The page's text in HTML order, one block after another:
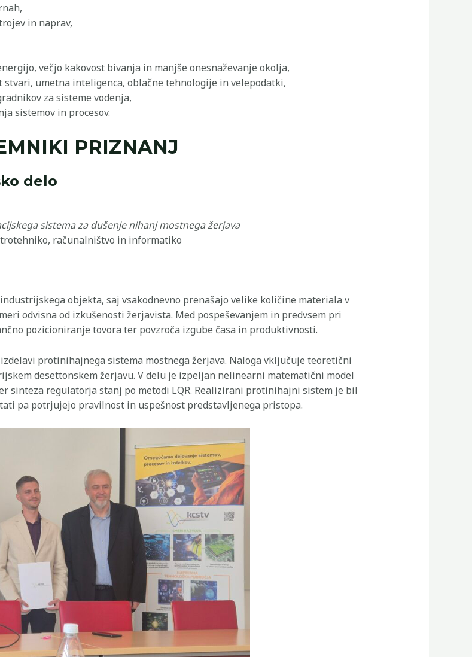
in naprav,
večjo kakovost bivanja in manjše onesnaževanje okolja,
umetna inteligenca, oblačne tehnologije in velepodatki,
za sisteme vodenja,
sistemov in procesov.
PRIZNANJ
delo
sistema za dušenje nihanj mostnega žerjava
računalništvo in informatiko
objekta, saj vsakodnevno prenašajo velike količine materiala v
odvisna od izkušenosti žerjavista. Med pospeševanjem in predvsem pri
pozicioniranje tovora ter povzroča izgube časa in produktivnosti.
protinihajnega sistema mostnega žerjava. Naloga vključuje teoretični
desettonskem žerjavu. V delu je izpeljan nelinearni matematični model
sinteza regulatorja stanj po metodi LQR. Realizirani protinihajni sistem je bil
pa potrjujejo pravilnost in uspešnost predstavljenega pristopa.